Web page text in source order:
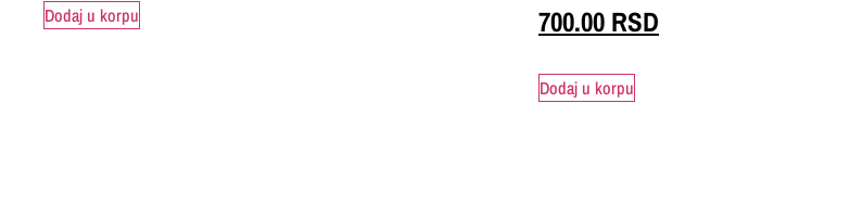
Dodaj u korpu 700.00 RSD
Dodaj u korpu